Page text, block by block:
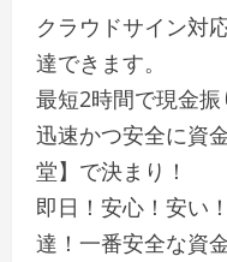
クラウドサイン対
達できます。
最短2時間で現金振
迅速かつ安全に資
堂】で決まり！
即日！安心！安い
達！一番安全な資